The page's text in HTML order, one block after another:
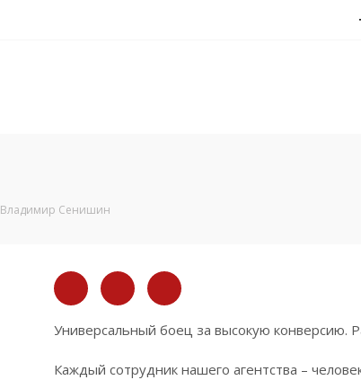
Владимир Сенишин
Универсальный боец за высокую конверсию.
Каждый сотрудник нашего агентства –